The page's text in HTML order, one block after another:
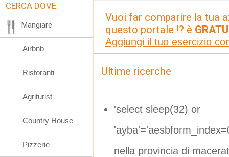
Vuoi far comparire la tua
questo portale !? è
Aggiungi il tuo esercizio
Ultime ricerche
'select sleep(32) or
nella provincia di
CERCA DOVE:
Mangiare
Airbnb
Ristoranti
Agriturist
Country House
Pizzerie